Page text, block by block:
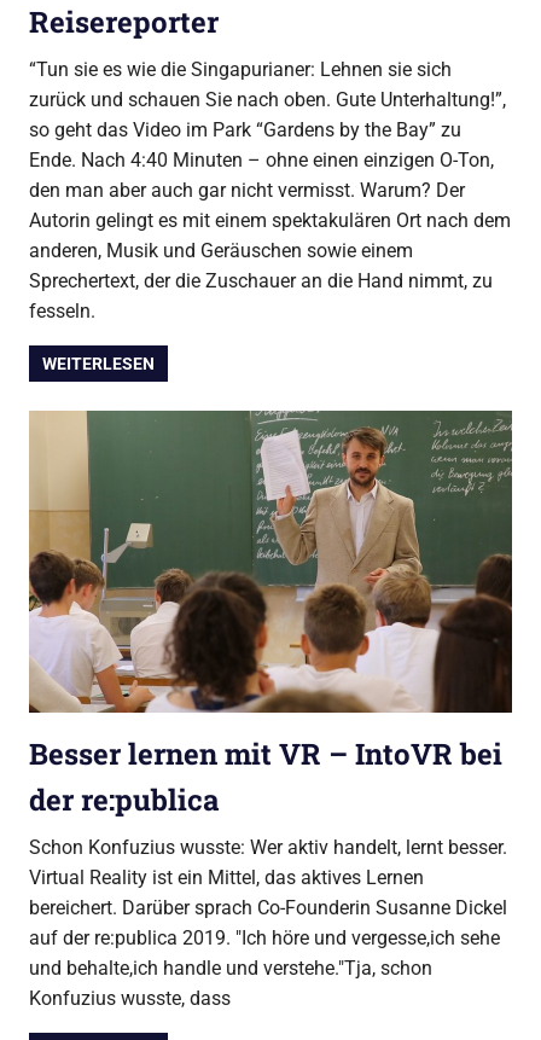
Reisereporter
“Tun sie es wie die Singapurianer: Lehnen sie sich
zurück und schauen Sie nach oben. Gute Unterhaltung!”,
so geht das Video im Park “Gardens by the Bay” zu
Ende. Nach 4:40 Minuten – ohne einen einzigen O-Ton,
den man aber auch gar nicht vermisst. Warum? Der
Autorin gelingt es mit einem spektakulären Ort nach dem
anderen, Musik und Geräuschen sowie einem
Sprechertext, der die Zuschauer an die Hand nimmt, zu
fesseln.
WEITERLESEN
Besser lernen mit VR – IntoVR bei
der re:publica
Schon Konfuzius wusste: Wer aktiv handelt, lernt besser.
Virtual Reality ist ein Mittel, das aktives Lernen
bereichert. Darüber sprach Co-Founderin Susanne Dickel
auf der re:publica 2019. "Ich höre und vergesse,ich sehe
und behalte,ich handle und verstehe."Tja, schon
Konfuzius wusste, dass